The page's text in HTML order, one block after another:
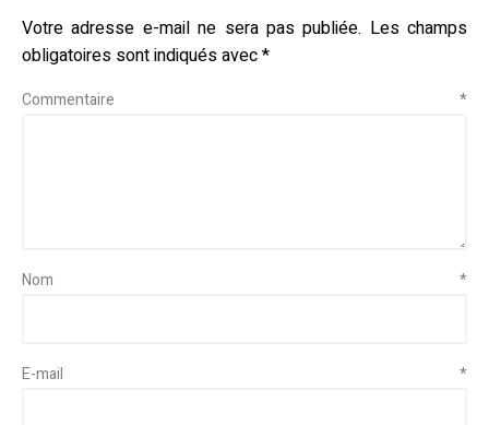
Votre adresse e-mail ne sera pas publiée. Les champs
obligatoires sont indiqués avec*
Commentaire *
Nom *
E-mail *